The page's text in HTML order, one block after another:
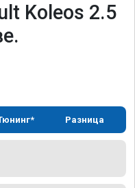
Koleos 2.5
Разница